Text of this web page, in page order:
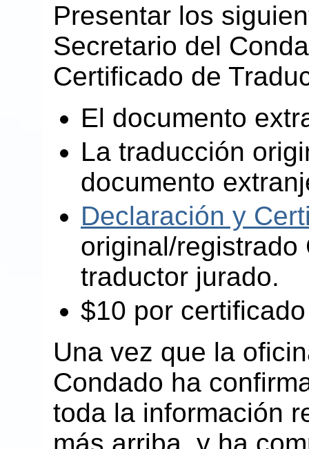
Presentar los
Secretario del
Certificado de
El documento
La traducción
documento
Declaración y
original/registrado
traductor jurado.
$10 por
Una vez que la
Condado ha
toda la información